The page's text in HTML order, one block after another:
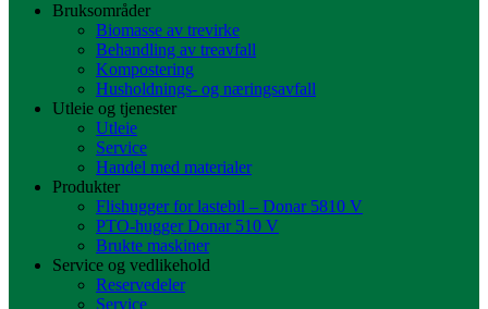
Bruksområder
Biomasse av trevirke
Behandling av treavfall
Kompostering
Husholdnings- og næringsavfall
Utleie og tjenester
Utleie
Service
Handel med materialer
Produkter
Flishugger for lastebil – Donar 5810 V
PTO-hugger Donar 510 V
Brukte maskiner
Service og vedlikehold
Reservedeler
Service